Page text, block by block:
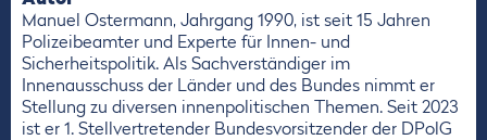
Manuel Ostermann, Jahrgang 1990, ist seit 15 Jahren
Polizeibeamter und Experte für Innen- und
Sicherheitspolitik. Als Sachverständiger im
Innenausschuss der Länder und des Bundes nimmt er
Stellung zu diversen innenpolitischen Themen. Seit 2023
ist er 1. Stellvertretender Bundesvorsitzender der DPolG